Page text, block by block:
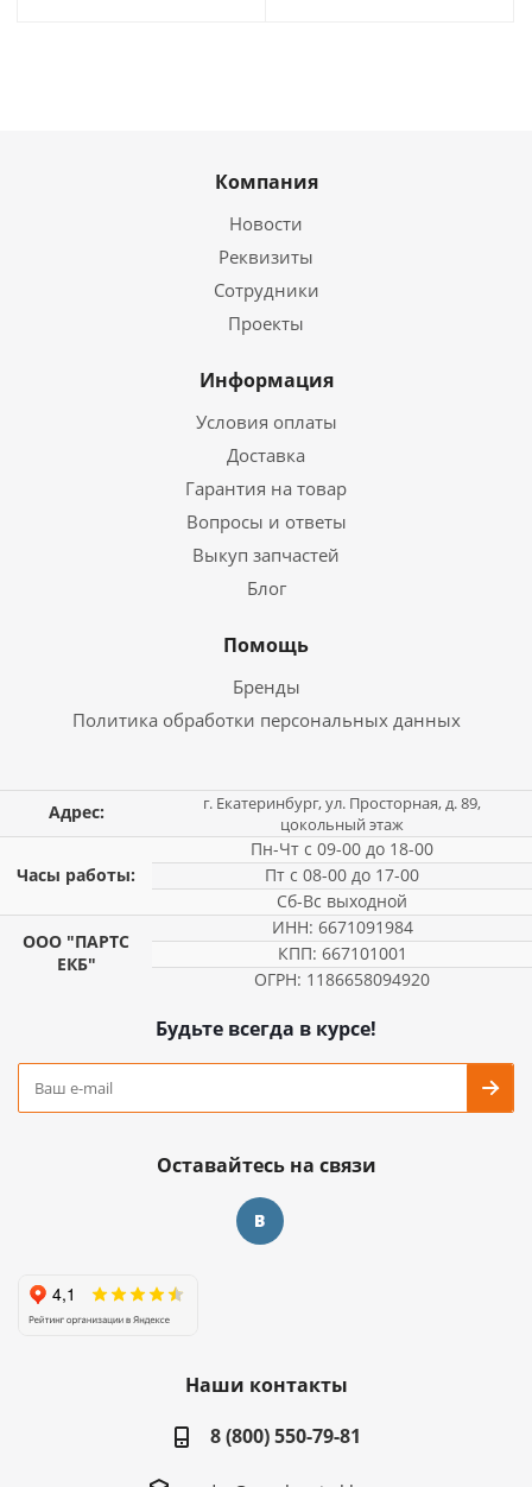
Компания
Новости
Реквизиты
Сотрудники
Проекты
Информация
Условия оплаты
Доставка
Гарантия на товар
Вопросы и ответы
Выкуп запчастей
Блог
Помощь
Бренды
Политика обработки персональных данных
Адрес:
г. Екатеринбург, ул. Просторная, д. 89,
цокольный этаж
Часы работы:
Пн-Чт с 09-00 до 18-00
Пт с 08-00 до 17-00
Сб-Вс выходной
ООО "ПАРТС
ЕКБ"
ИНН: 6671091984
КПП: 667101001
ОГРН: 1186658094920
Будьте всегда в курсе!
Оставайтесь на связи
Наши контакты
8 (800) 550-79-81